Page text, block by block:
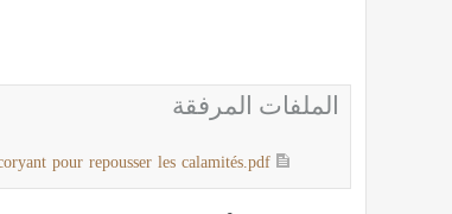
الملفات المرفقة
pour repousser les calamités.pdf